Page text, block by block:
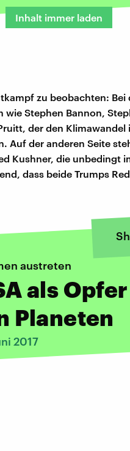
Inhalt immer laden
zu beobachten: Bei
Stephen Bannon,
der den Klimawandel
Auf der anderen Seite
Kushner, die unbedingt
dass beide Trumps
austreten
als
Planeten
2017